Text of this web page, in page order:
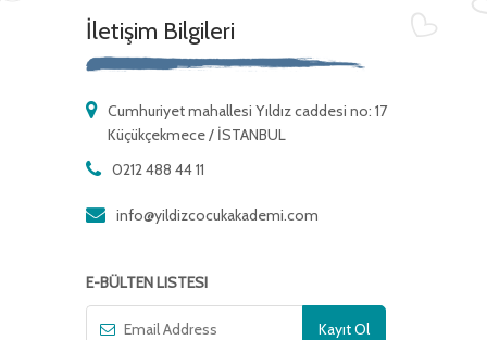
İletişim Bilgileri
Cumhuriyet mahallesi Yıldız caddesi no: 17
Küçükçekmece / İSTANBUL
0212 488 44 11
info@yildizcocukakademi.com
E-BÜLTEN LISTESI